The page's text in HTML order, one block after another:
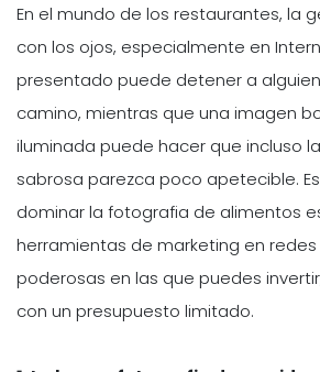
En el mundo de los restaurantes, la
con los ojos, especialmente en
presentado puede detener a
camino, mientras que una imagen
iluminada puede hacer que incluso
sabrosa parezca poco apetecible.
dominar la fotografia de alimentos
herramientas de marketing en
poderosas en las que puedes
con un presupuesto limitado.